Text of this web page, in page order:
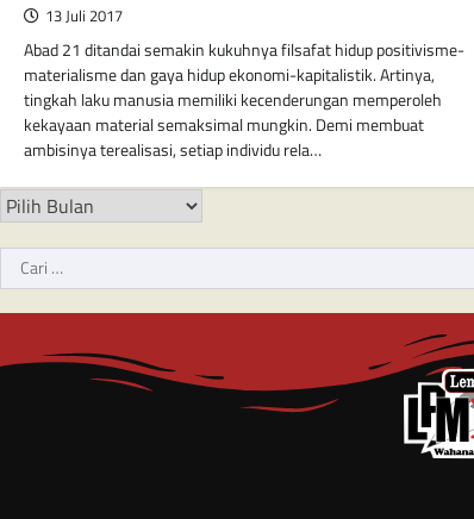
13 Juli 2017
Abad 21 ditandai semakin kukuhnya filsafat hidup positivisme-
materialisme dan gaya hidup ekonomi-kapitalistik. Artinya,
tingkah laku manusia memiliki kecenderungan memperoleh
kekayaan material semaksimal mungkin. Demi membuat
ambisinya terealisasi, setiap individu rela…